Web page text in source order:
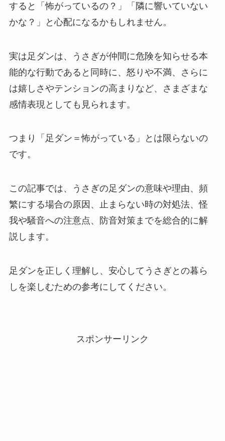
すると「怖がっているの？」「隣に響いていない
かな？」と心配になるかもしれません。
実は足ダンは、うさぎが仲間に危険を知らせる本
能的な行動であると同時に、怒りや不満、さらに
は嬉しさやテンションの高まりなど、さまざまな
感情表現としても見られます。
つまり「足ダン＝怖がっている」とは限らないの
です。
この記事では、うさぎの足ダンの意味や理由、頻
繁にする場合の原因、止まらない時の対処法、怪
我や騒音への注意点、防音対策までを総合的に解
説します。
足ダンを正しく理解し、安心してうさぎとの暮ら
しを楽しむための参考にしてください。
スポンサーリンク